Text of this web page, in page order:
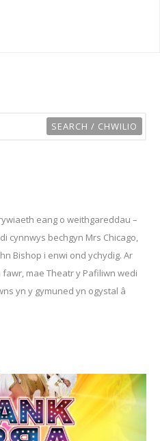
eang o weithgareddau –
cynnwys bechgyn Mrs Chicago,
Bishop i enwi ond ychydig. Ar
mae Theatr y Pafiliwn wedi
yn y gymuned yn ogystal â